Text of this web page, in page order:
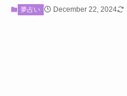
夢占い December 22, 2024